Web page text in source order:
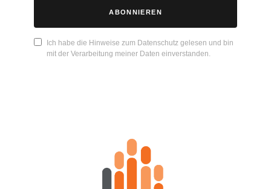
ABONNIEREN
Ich habe die Hinweise zum Datenschutz gelesen und bin
mit der Verarbeitung meiner Daten einverstanden.